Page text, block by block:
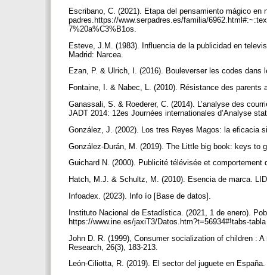
Escribano, C. (2021). Etapa del pensamiento mágico en
padres.https://www.serpadres.es/familia/
7%20a%C3%B1os.
Esteve, J.M. (1983). Influencia de la publicidad en
Madrid: Narcea.
Ezan, P. & Ulrich, I. (2016). Bouleverser les codes
Fontaine, I. & Nabec, L. (2010). Résistance des
Ganassali, S. & Roederer, C. (2014). L’analyse des
JADT 2014: 12es Journées internationales d’Analyse
González, J. (2002). Los tres Reyes Magos: la eficacia
González-Durán, M. (2019). The Little big book: keys
Guichard N. (2000). Publicité télévisée et comportement
Hatch, M.J. & Schultz, M. (2010). Esencia de marca.
Infoadex. (2023). Info ío [Base de datos].
Instituto Nacional de Estadística. (2021, 1 de enero).
https://www.ine.es/jaxiT3/Datos.htm?t=56934#!tabs-
John D. R. (1999), Consumer socialization of children :
Research, 26(3), 183-213.
León-Ciliotta, R. (2019). El sector del juguete en